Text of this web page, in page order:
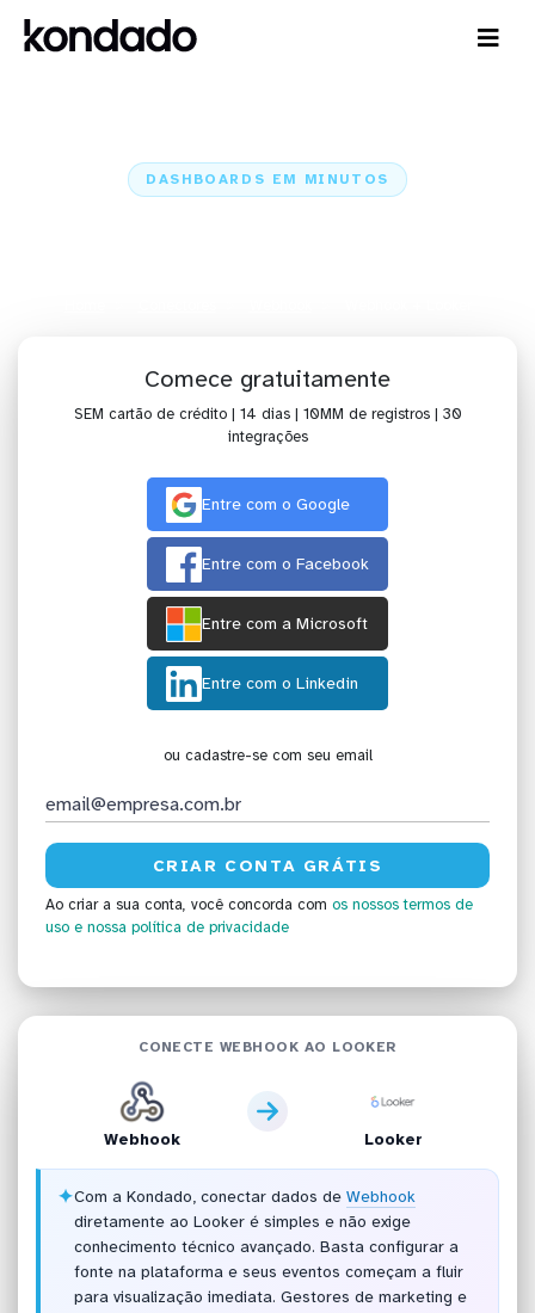
DASHBOARDS EM MINUTOS
Comece gratuitamente
SEM cartão de crédito | 14 dias | 10MM de registros | 30
integrações
Entre com o Google
Entre com o Facebook
Entre com a Microsoft
Entre com o Linkedin
ou cadastre-se com seu email
Ao criar a sua conta, você concorda com os nossos termos de
uso e nossa política de privacidade
CONECTE WEBHOOK AO LOOKER
Webhook Looker
✦Com a Kondado, conectar dados de Webhook
diretamente ao Looker é simples e não exige
conhecimento técnico avançado. Basta configurar a
fonte na plataforma e seus eventos começam a fluir
para visualização imediata. Gestores de marketing e